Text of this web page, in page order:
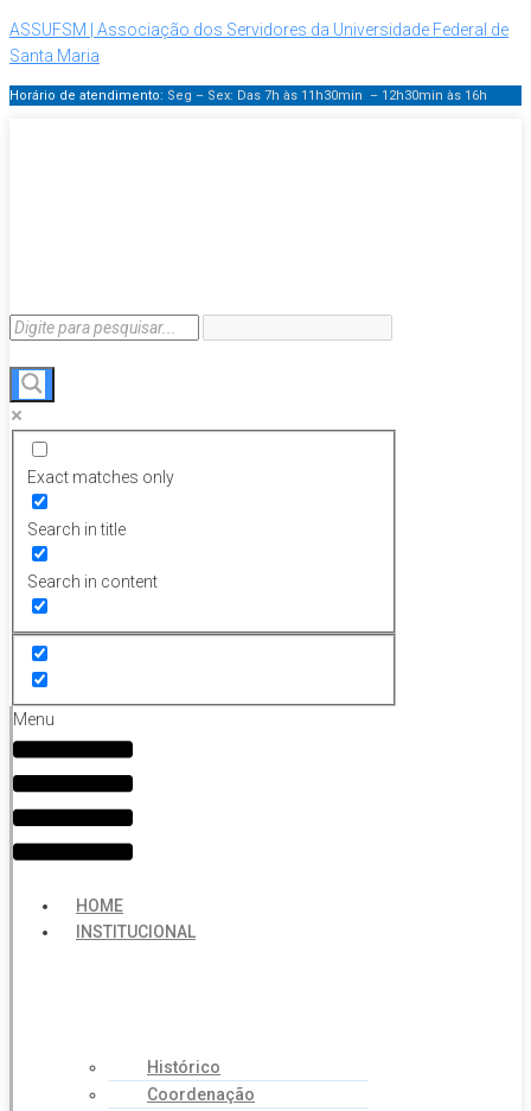
ASSUFSM | Associação dos Servidores da Universidade Federal de
Santa Maria
Horário de atendimento: Seg – Sex: Das 7h às 11h30min – 12h30min às 16h
Exact matches only
Search in title
Search in content
Menu
HOME
INSTITUCIONAL
Histórico
Coordenação